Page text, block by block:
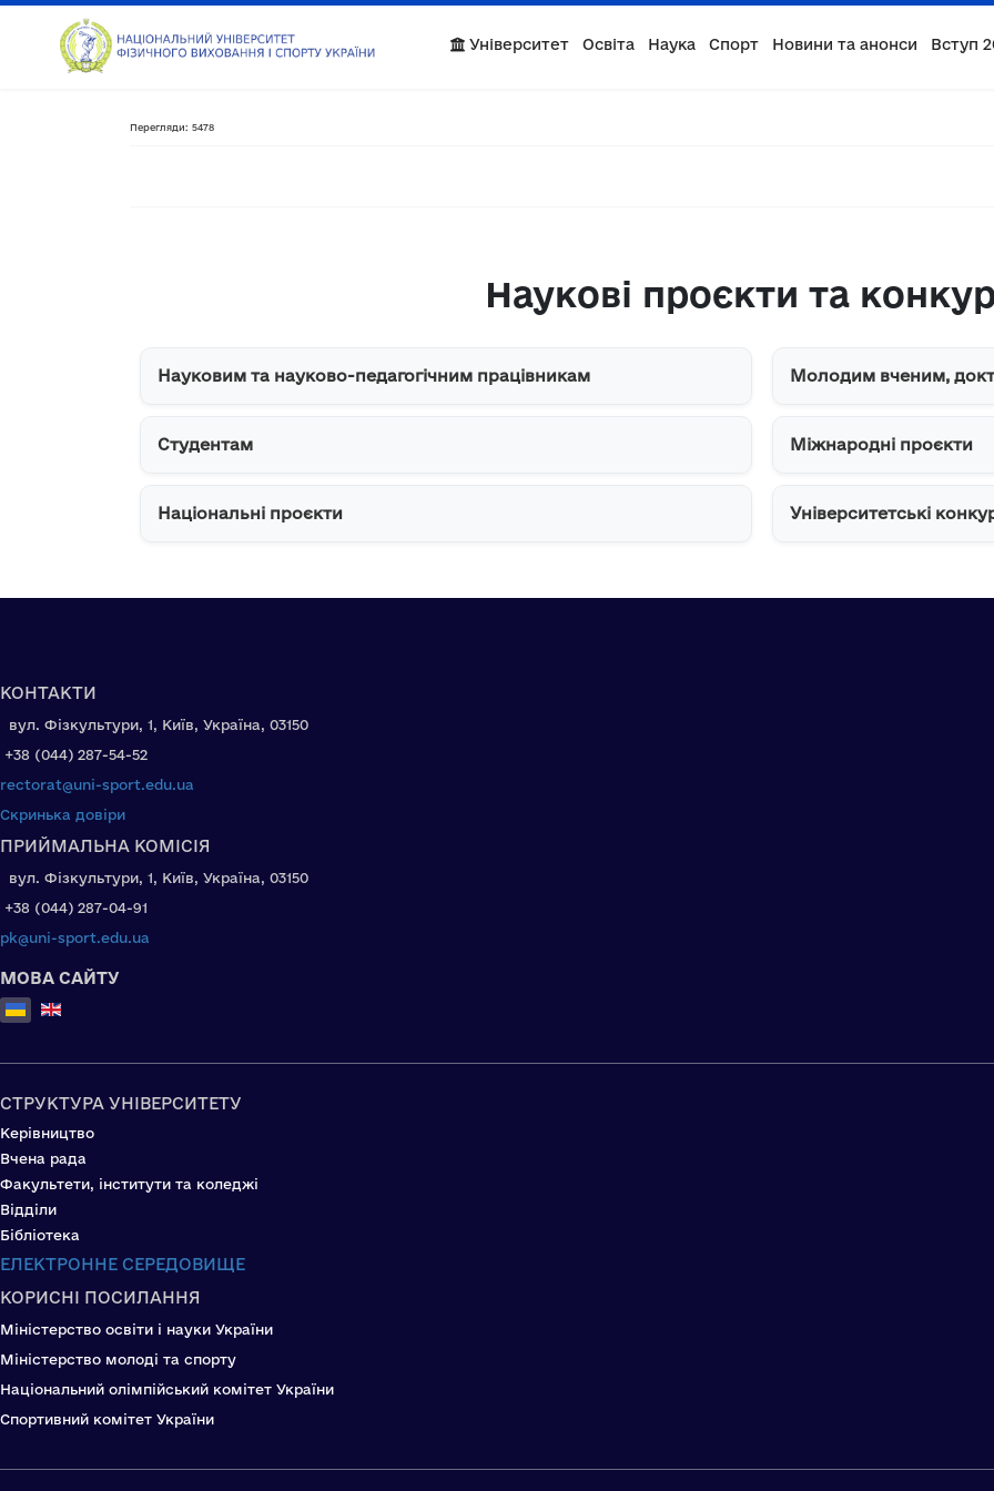
Університет Освіта Наука Спорт Новини та анонси Вступ
Перегляди: 5478
Наукові проєкти та
Науковим та науково-педагогічним працівникам Молодим вченим,
Студентам Міжнародні проєкти
Національні проєкти Університетські
КОНТАКТИ
вул. Фізкультури, 1, Київ, Україна, 03150
+38 (044) 287-54-52
rectorat@uni-sport.edu.ua
Скринька довіри
ПРИЙМАЛЬНА КОМІСІЯ
вул. Фізкультури, 1, Київ, Україна, 03150
+38 (044) 287-04-91
pk@uni-sport.edu.ua
МОВА САЙТУ
Оберіть свою мову
СТРУКТУРА УНІВЕРСИТЕТУ
Керівництво
Вчена рада
Факультети, інститути та коледжі
Відділи
Бібліотека
ЕЛЕКТРОННЕ СЕРЕДОВИЩЕ
КОРИСНІ ПОСИЛАННЯ
Міністерство освіти і науки України
Міністерство молоді та спорту
Національний олімпійський комітет України
Спортивний комітет України